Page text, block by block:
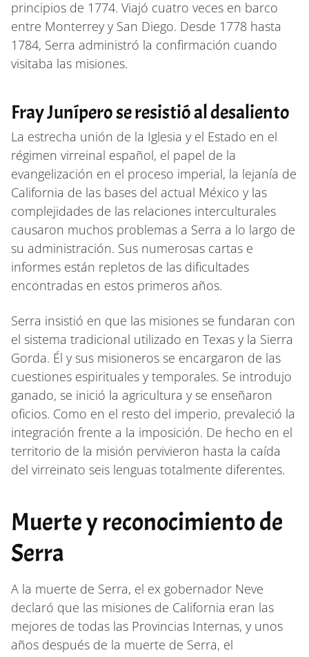
principios de 1774. Viajó cuatro veces en barco
entre Monterrey y San Diego. Desde 1778 hasta
1784, Serra administró la confirmación cuando
visitaba las misiones.
Fray Junípero se resistió al desaliento
La estrecha unión de la Iglesia y el Estado en el
régimen virreinal español, el papel de la
evangelización en el proceso imperial, la lejanía de
California de las bases del actual México y las
complejidades de las relaciones interculturales
causaron muchos problemas a Serra a lo largo de
su administración. Sus numerosas cartas e
informes están repletos de las dificultades
encontradas en estos primeros años.
Serra insistió en que las misiones se fundaran con
el sistema tradicional utilizado en Texas y la Sierra
Gorda. Él y sus misioneros se encargaron de las
cuestiones espirituales y temporales. Se introdujo
ganado, se inició la agricultura y se enseñaron
oficios. Como en el resto del imperio, prevaleció la
integración frente a la imposición. De hecho en el
territorio de la misión pervivieron hasta la caída
del virreinato seis lenguas totalmente diferentes.
Muerte y reconocimiento de
Serra
A la muerte de Serra, el ex gobernador Neve
declaró que las misiones de California eran las
mejores de todas las Provincias Internas, y unos
años después de la muerte de Serra, el